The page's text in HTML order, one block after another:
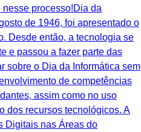
nesse processo!Dia da
de 1946, foi apresentado o
Desde então, a tecnologia se
e passou a fazer parte das
sobre o Dia da Informática sem
de competências
assim como no uso
dos recursos tecnológicos. A
Digitais nas Áreas do